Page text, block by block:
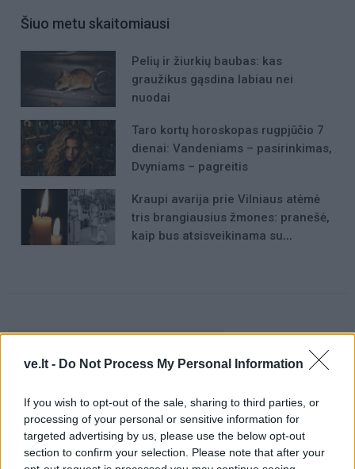
ve.lt - Do Not Process My Personal Information
If you wish to opt-out of the sale, sharing to third parties, or
processing of your personal or sensitive information for
targeted advertising by us, please use the below opt-out
section to confirm your selection. Please note that after your
Šiuo metu skaitomiausi
Pelių ir žiurkių baubas: kas
graužikus gąsdina labiau nei
nuodai
Taro kortų horoskopas rugpjūčio 7
dienai: Vandeniams – pasirinkimas,
Dvyniams – pagreitis
Kraupi avarija prie Vilniaus atėmė
tris brangiausius žmones: pranešė,
kaip bus atsisveikinama su
Komentarai